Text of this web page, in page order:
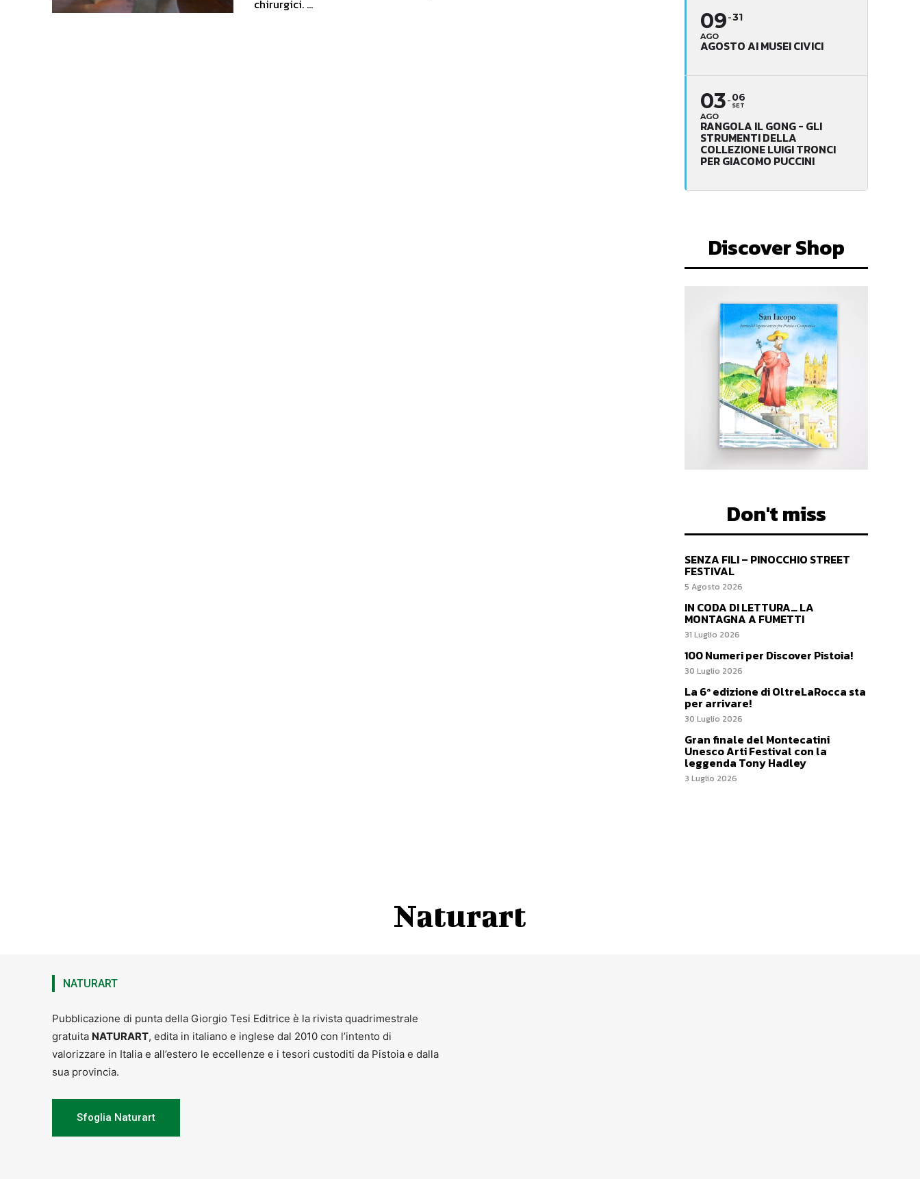
chirurgici. ...
09
AGO
31
AGOSTO AI MUSEI CIVICI
03
AGO
06
SET
RANGOLA IL GONG - GLI
STRUMENTI DELLA
COLLEZIONE LUIGI TRONCI
PER GIACOMO PUCCINI
Discover Shop
Don't miss
SENZA FILI – PINOCCHIO STREET
FESTIVAL
5 Agosto 2026
IN CODA DI LETTURA… LA
MONTAGNA A FUMETTI
31 Luglio 2026
100 Numeri per Discover Pistoia!
30 Luglio 2026
La 6ª edizione di OltreLaRocca sta
per arrivare!
30 Luglio 2026
Gran finale del Montecatini
Unesco Arti Festival con la
leggenda Tony Hadley
3 Luglio 2026
Naturart
NATURART
Pubblicazione di punta della Giorgio Tesi Editrice è la rivista quadrimestrale
gratuita NATURART, edita in italiano e inglese dal 2010 con l’intento di
valorizzare in Italia e all’estero le eccellenze e i tesori custoditi da Pistoia e dalla
sua provincia.
Sfoglia Naturart